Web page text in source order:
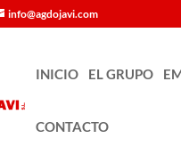
info@agdojavi.com
INICIO EL GRUPO
CONTACTO